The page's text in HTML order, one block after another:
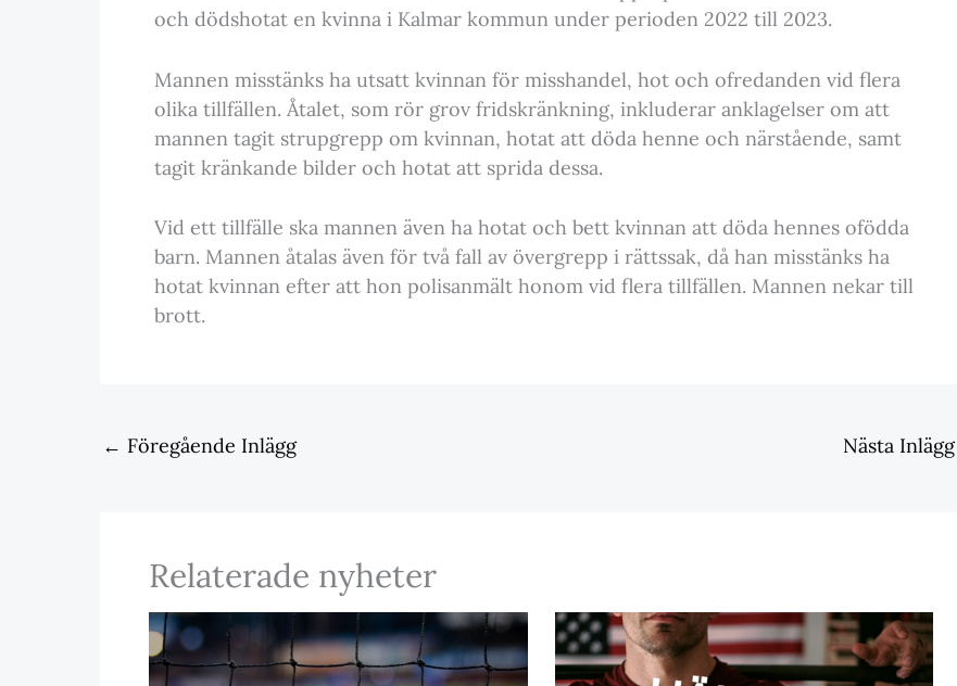
och dödshotat en kvinna i Kalmar kommun under perioden 2022 till 2023.
Mannen misstänks ha utsatt kvinnan för misshandel, hot och ofredanden vid flera
olika tillfällen. Åtalet, som rör grov fridskränkning, inkluderar anklagelser om att
mannen tagit strupgrepp om kvinnan, hotat att döda henne och närstående, samt
tagit kränkande bilder och hotat att sprida dessa.
Vid ett tillfälle ska mannen även ha hotat och bett kvinnan att döda hennes ofödda
barn. Mannen åtalas även för två fall av övergrepp i rättssak, då han misstänks ha
hotat kvinnan efter att hon polisanmält honom vid flera tillfällen. Mannen nekar till
brott.
← Föregående Inlägg Nästa Inlägg
Relaterade nyheter